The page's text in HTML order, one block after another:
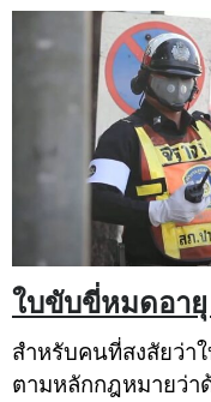
ใบขับขี่หมดอา
สำหรับคนที่สงสัยว่า
ตามหลักกฎหมายว่า